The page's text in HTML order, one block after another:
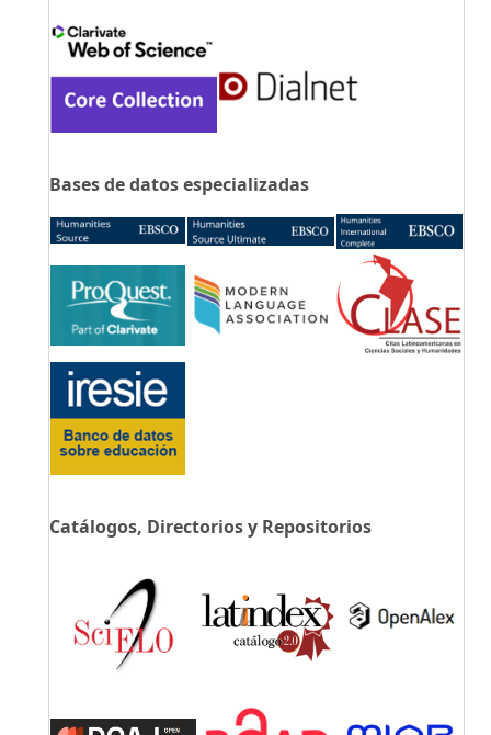
Bases de datos especializadas
Catálogos, Directorios y Repositorios